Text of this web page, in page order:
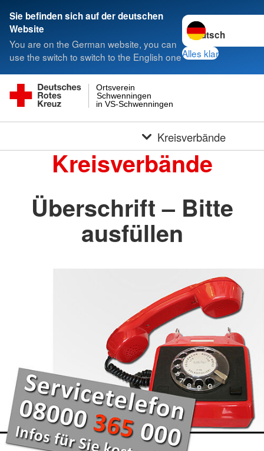
Sie befinden sich auf der deutschen
Website
You are on the German website, you can
use the switch to switch to the English one
Sprache wechseln
Alles klar
in VS-Schwenningen
Schwenningen
Ortsverein
Kreisverbände
Kreisverbände
Überschrift – Bitte
ausfüllen